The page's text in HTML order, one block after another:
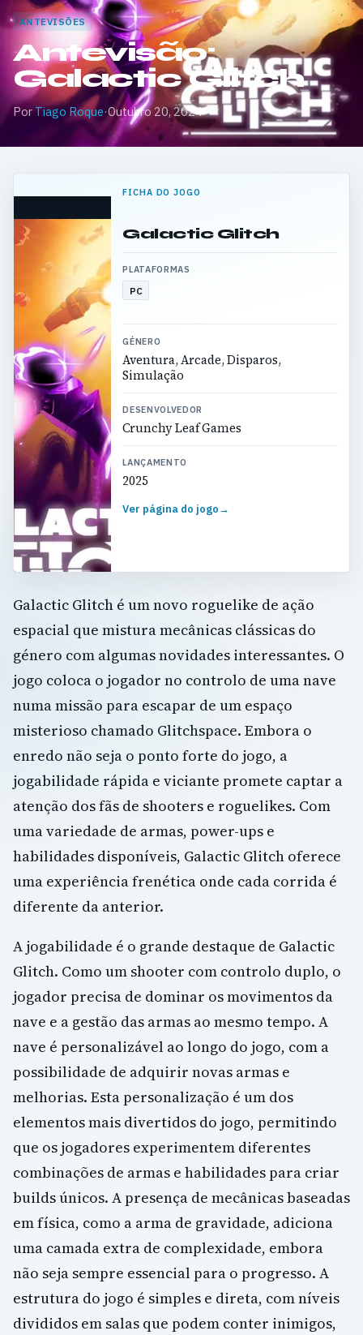
ANTEVISÕES
Antevisão:
Galactic Glitch
PorTiago Roque·Outubro 20, 2024
FICHA DO JOGO
Galactic Glitch
PLATAFORMAS
PC
GÉNERO
Aventura, Arcade, Disparos,
Simulação
DESENVOLVEDOR
Crunchy Leaf Games
LANÇAMENTO
2025
Ver página do jogo→
Galactic Glitch é um novo roguelike de ação
espacial que mistura mecânicas clássicas do
género com algumas novidades interessantes. O
jogo coloca o jogador no controlo de uma nave
numa missão para escapar de um espaço
misterioso chamado Glitchspace. Embora o
enredo não seja o ponto forte do jogo, a
jogabilidade rápida e viciante promete captar a
atenção dos fãs de shooters e roguelikes. Com
uma variedade de armas, power-ups e
habilidades disponíveis, Galactic Glitch oferece
uma experiência frenética onde cada corrida é
diferente da anterior.
A jogabilidade é o grande destaque de Galactic
Glitch. Como um shooter com controlo duplo, o
jogador precisa de dominar os movimentos da
nave e a gestão das armas ao mesmo tempo. A
nave é personalizável ao longo do jogo, com a
possibilidade de adquirir novas armas e
melhorias. Esta personalização é um dos
elementos mais divertidos do jogo, permitindo
que os jogadores experimentem diferentes
combinações de armas e habilidades para criar
builds únicos. A presença de mecânicas baseadas
em física, como a arma de gravidade, adiciona
uma camada extra de complexidade, embora
não seja sempre essencial para o progresso. A
estrutura do jogo é simples e direta, com níveis
divididos em salas que podem conter inimigos,